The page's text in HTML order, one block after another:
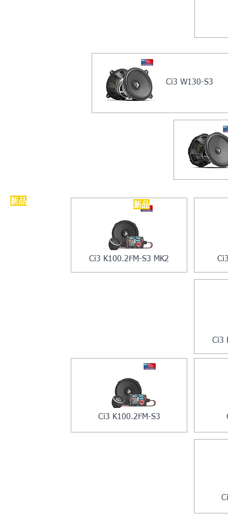
Ci3 W130-S3
Ci3 K100.2FM-S3 MK2
Ci3
​新品
Ci3 K100.2FM-S3
​新品